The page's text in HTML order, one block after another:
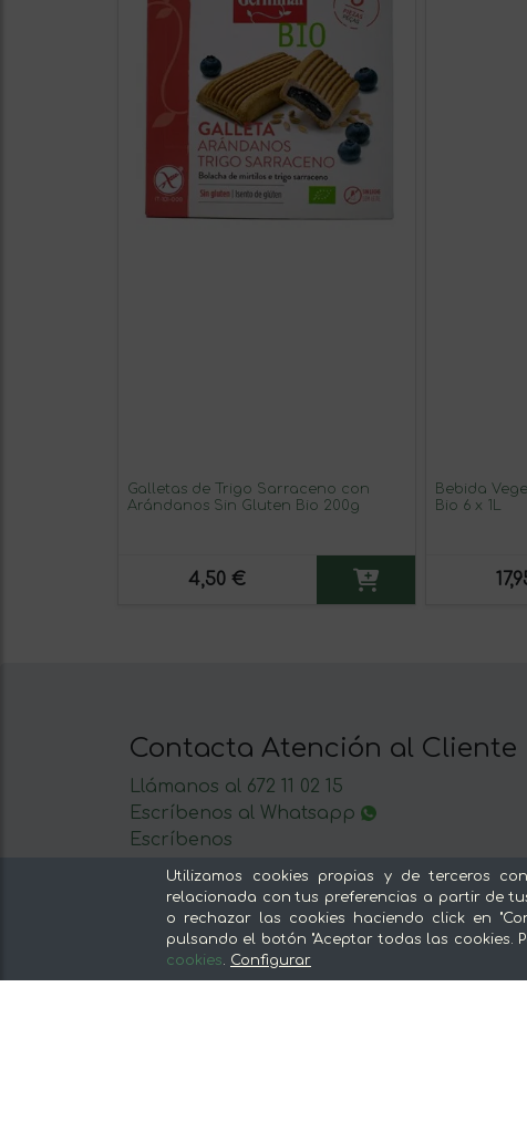
Galletas de Trigo Sarraceno con
Arándanos Sin Gluten Bio 200g
4,50 €
Bebida
Bio 6 x 1L
Contacta Atención al Cliente
Llámanos al 672 11 02 15
Escríbenos al Whatsapp
Escríbenos
De lunes a viernes de 8:30 a 14:00
Utilizamos cookies propias y de terceros
relacionada con tus preferencias a partir de
o rechazar las cookies haciendo click en
pulsando el botón "Aceptar todas las cookies.
cookies. Configurar